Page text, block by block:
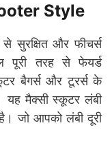
Style
से सुरक्षित और फीचर्स
पूरी तरह से फेयर्ड
बैगर्स और टूरर्स के
यह मैक्सी स्कूटर लंबी
है। जो आपको लंबी दूरी